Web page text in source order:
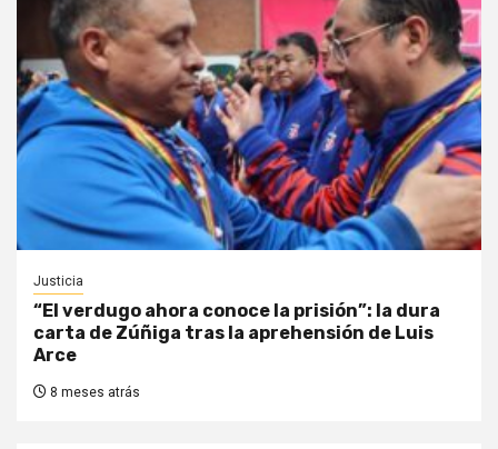
Justicia
“El verdugo ahora conoce la prisión”: la dura
carta de Zúñiga tras la aprehensión de Luis
Arce
8 meses atrás